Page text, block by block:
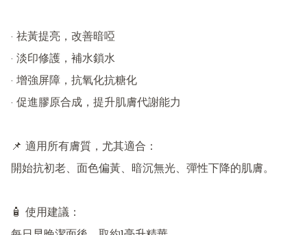
· 祛黃提亮，改善暗啞
· 淡印修護，補水鎖水
· 增強屏障，抗氧化抗糖化
· 促進膠原合成，提升肌膚代謝能力
📌 適用所有膚質，尤其適合：
開始抗初老、面色偏黃、暗沉無光、彈性下降的肌膚。
🧴 使用建議：